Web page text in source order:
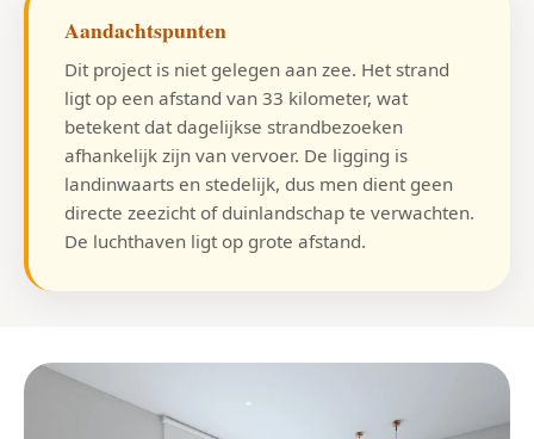
Aandachtspunten
Dit project is niet gelegen aan zee. Het strand
ligt op een afstand van 33 kilometer, wat
betekent dat dagelijkse strandbezoeken
afhankelijk zijn van vervoer. De ligging is
landinwaarts en stedelijk, dus men dient geen
directe zeezicht of duinlandschap te verwachten.
De luchthaven ligt op grote afstand.